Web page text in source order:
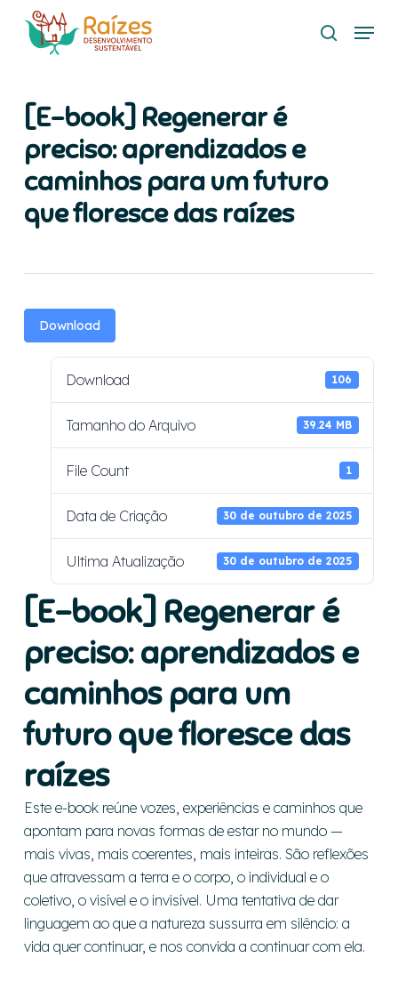
search
Menu
[E-book] Regenerar é
preciso: aprendizados e
caminhos para um futuro
que floresce das raízes
Download
Download 106
Tamanho do Arquivo 39.24 MB
File Count 1
Data de Criação 30 de outubro de 2025
Ultima Atualização 30 de outubro de 2025
[E-book] Regenerar é
preciso: aprendizados e
caminhos para um
futuro que floresce das
raízes
Este e-book reúne vozes, experiências e caminhos que
apontam para novas formas de estar no mundo —
mais vivas, mais coerentes, mais inteiras. São reflexões
que atravessam a terra e o corpo, o individual e o
coletivo, o visível e o invisível. Uma tentativa de dar
linguagem ao que a natureza sussurra em silêncio: a
vida quer continuar, e nos convida a continuar com ela.